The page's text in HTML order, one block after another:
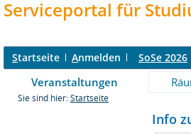
Serviceportal für
Startseite Anmelden SoSe 2026
Veranstaltungen
Sie sind hier: Startseite
Info